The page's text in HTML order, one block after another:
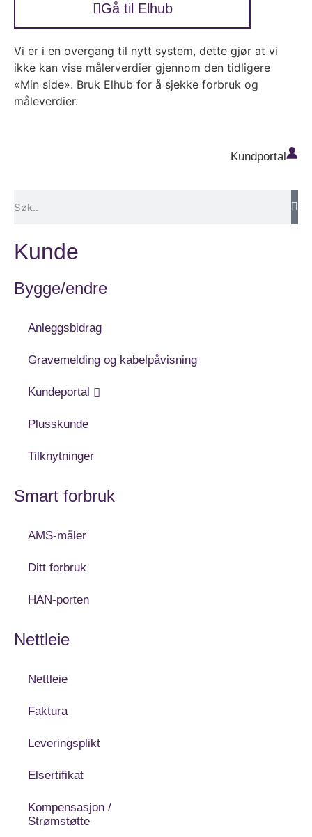
Gå til Elhub
Vi er i en overgang til nytt system, dette gjør at vi
ikke kan vise målerverdier gjennom den tidligere
«Min side». Bruk Elhub for å sjekke forbruk og
måleverdier.
Kundportal
Kunde
Bygge/endre
Anleggsbidrag
Gravemelding og kabelpåvisning
Kundeportal
Plusskunde
Tilknytninger
Smart forbruk
AMS-måler
Ditt forbruk
HAN-porten
Nettleie
Nettleie
Faktura
Leveringsplikt
Elsertifikat
Kompensasjon /
Strømstøtte